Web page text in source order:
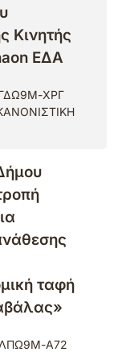
Κινητής
ΕΔΑ
ΧΡΓ
ταφή
Α72